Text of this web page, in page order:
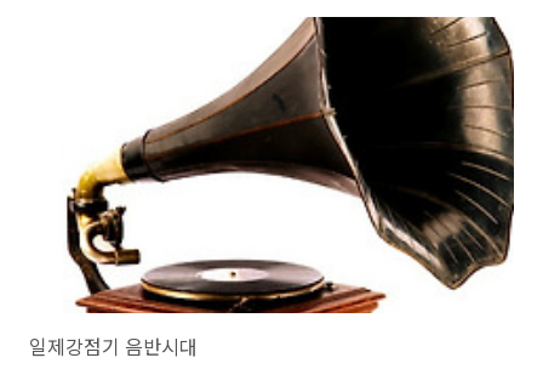
ューシャの唄이다. 이 곡은 톨스토이(Граф Лев Никола́евич
Толсто́й, 18280909~19101120) 원작의 을 연극으로 공연할 때 여자
주인공 카츄샤(카튜샤, Катюша)가 부르는 노래다. 이 곡은 2년 후 우리
나라에서 을 공연할 때도 카츄샤의 이별가란 제목으로 번안해 불렀고 이
제목 외에 카츄샤, 카츄샤의 노래 등의 제목으로 불렀다. ..
일제강점기 음반시대